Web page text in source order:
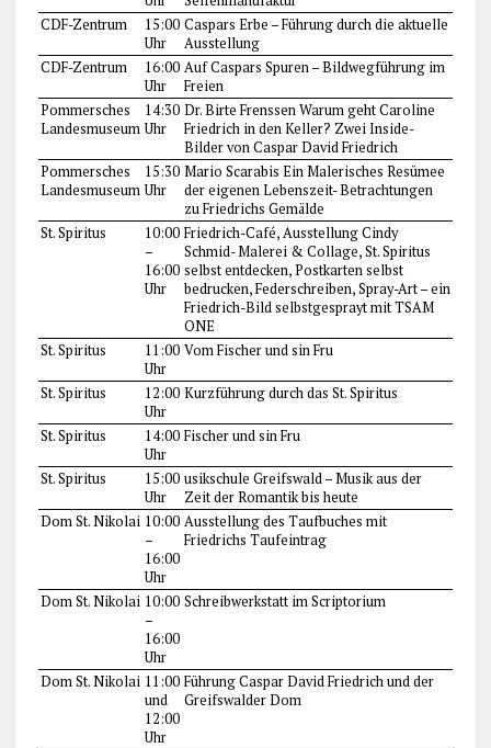
CDF-Zentrum
15:00
Uhr
Caspars Erbe – Führung durch die aktuelle
Ausstellung
CDF-Zentrum
16:00
Uhr
Auf Caspars Spuren – Bildwegführung im
Freien
Pommersches
Landesmuseum
14:30
Uhr
Dr. Birte Frenssen Warum geht Caroline
Friedrich in den Keller? Zwei Inside-
Bilder von Caspar David Friedrich
Pommersches
Landesmuseum
15:30
Uhr
Mario Scarabis Ein Malerisches Resümee
der eigenen Lebenszeit- Betrachtungen
zu Friedrichs Gemälde
St. Spiritus
10:00
–
16:00
Uhr
Friedrich-Café, Ausstellung Cindy
Schmid- Malerei & Collage, St. Spiritus
selbst entdecken, Postkarten selbst
bedrucken, Federschreiben, Spray-Art – ein
Friedrich-Bild selbstgesprayt mit TSAM
ONE
St. Spiritus
11:00
Uhr
Vom Fischer und sin Fru
St. Spiritus
12:00
Uhr
Kurzführung durch das St. Spiritus
St. Spiritus
14:00
Uhr
Fischer und sin Fru
St. Spiritus
15:00
Uhr
usikschule Greifswald – Musik aus der
Zeit der Romantik bis heute
Dom St. Nikolai 10:00
–
16:00
Uhr
Ausstellung des Taufbuches mit
Friedrichs Taufeintrag
Dom St. Nikolai 10:00
–
16:00
Uhr
Schreibwerkstatt im Scriptorium
Dom St. Nikolai 11:00
und
12:00
Uhr
Führung Caspar David Friedrich und der
Greifswalder Dom